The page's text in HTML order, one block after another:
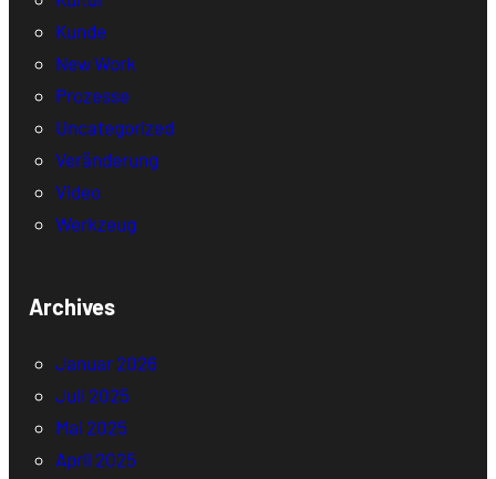
Kunde
New Work
Prozesse
Uncategorized
Veränderung
Video
Werkzeug
Archives
Januar 2026
Juli 2025
Mai 2025
April 2025